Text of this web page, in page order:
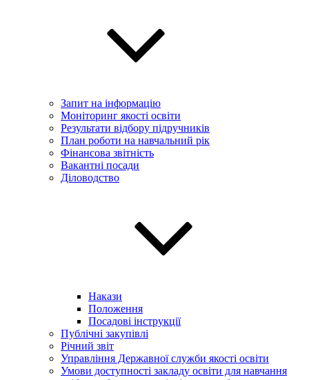
Запит на інформацію
Моніторинг якості освіти
Результати відбору підручників
План роботи на навчальний рік
Фінансова звітність
Вакантні посади
Діловодство
Накази
Положення
Посадові інструкції
Публічні закупівлі
Річний звіт
Управління Державної служби якості освіти
Умови доступності закладу освіти для навчання